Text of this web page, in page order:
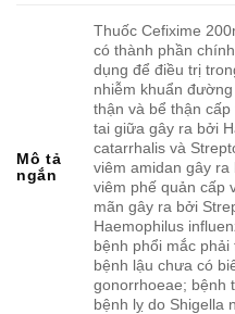
Mô tả
ngắn
Thuốc Cefixime
có thành phần
dụng để điều trị
nhiễm khuẩn
thận và bể thận
tai giữa gây ra bởi
catarrhalis và
viêm amidan gây
viêm phế quản cấp
mãn gây ra bởi
Haemophilus
bệnh phổi mắc
bệnh lậu chưa có
gonorrhoeae; bệnh
bệnh lỵ do Shigella